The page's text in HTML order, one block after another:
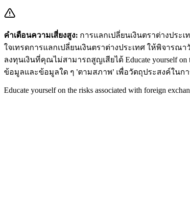
คำเตือนความเสี่ยงสูง: การแลกเปลี่ยนเงินตราต่างประ
ใจเทรดการแลกเปลี่ยนเงินตราต่างประเทศ ให้พิจาร
ลงทุนเงินที่คุณไม่สามารถสูญเสียได้ Educate yourself on
ข้อมูลและข้อมูลใด ๆ 'ตามสภาพ' เพื่อวัตถุประสงค์ใน
Educate yourself on the risks associated with foreign